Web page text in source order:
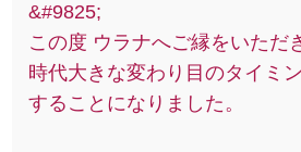
&#9825;
この度 ウラナへご縁をいただ
時代大きな変わり目のタイミ
することになりました。